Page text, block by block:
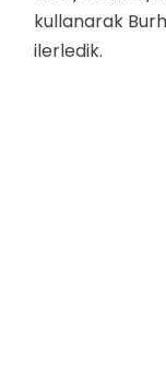
kullanarak
ilerledik.